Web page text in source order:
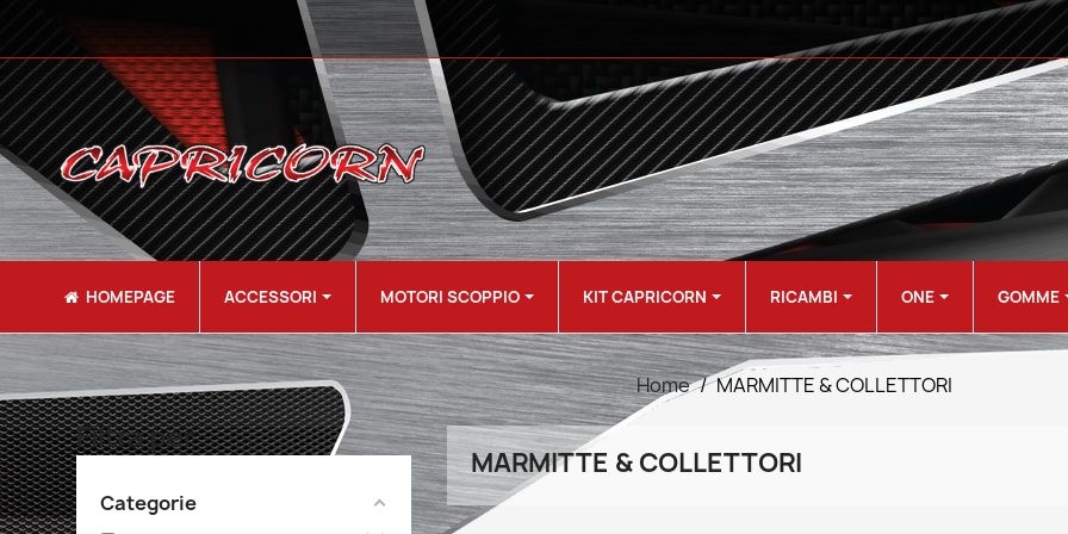
HOMEPAGE ACCESSORI MOTORI SCOPPIO KIT CAPRICORN RICAMBI ONE GOMME
Home MARMITTE & COLLETTORI
Filtra per
Categorie
MARMITTE & COLLETTORI